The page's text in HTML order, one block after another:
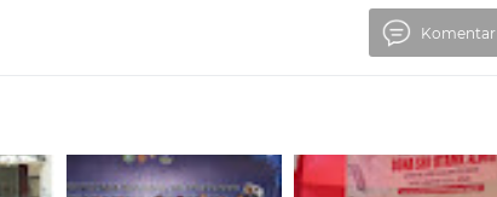
Komentar